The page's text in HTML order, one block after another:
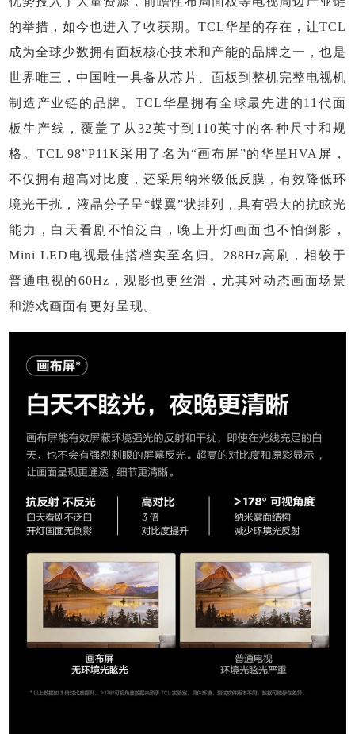
的举措，如今也进入了收获期。TCL华星的存在，让TCL
成为全球少数拥有面板核心技术和产能的品牌之一，也是
世界唯三，中国唯一具备从芯片、面板到整机完整电视机
制造产业链的品牌。TCL华星拥有全球最先进的11代面
板生产线，覆盖了从32英寸到110英寸的各种尺寸和规
格。TCL 98”P11K采用了名为“画布屏”的华星HVA屏，
不仅拥有超高对比度，还采用纳米级低反膜，有效降低环
境光干扰，液晶分子呈“蝶翼”状排列，具有强大的抗眩光
能力，白天看剧不怕泛白，晚上开灯画面也不怕倒影，
Mini LED电视最佳搭档实至名归。288Hz高刷，相较于
普通电视的60Hz，观影也更丝滑，尤其对动态画面场景
和游戏画面有更好呈现。